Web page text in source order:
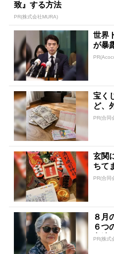
致』する方法
PR(株式会社MURA)
世界
が暴
宝く
ど、
PR(合同
玄関
ちて
は
PR(合同
８月
６つ
方法
PR(株式